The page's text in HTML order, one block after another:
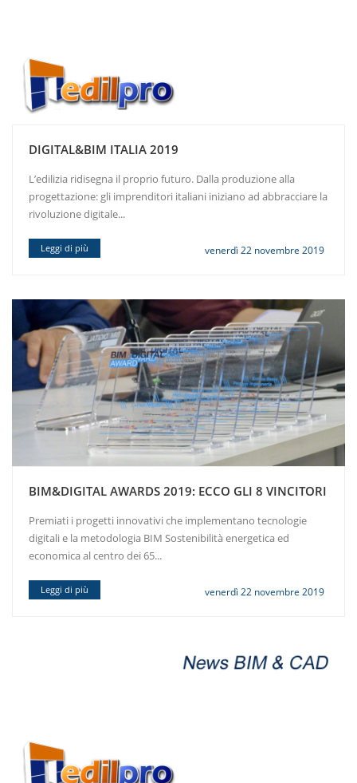
DIGITAL&BIM ITALIA 2019
L’edilizia ridisegna il proprio futuro. Dalla produzione alla
progettazione: gli imprenditori italiani iniziano ad abbracciare la
rivoluzione digitale...
Leggi di più venerdì 22 novembre 2019
BIM&DIGITAL AWARDS 2019: ECCO GLI 8 VINCITORI
Premiati i progetti innovativi che implementano tecnologie
digitali e la metodologia BIM Sostenibilità energetica ed
economica al centro dei 65...
Leggi di più venerdì 22 novembre 2019